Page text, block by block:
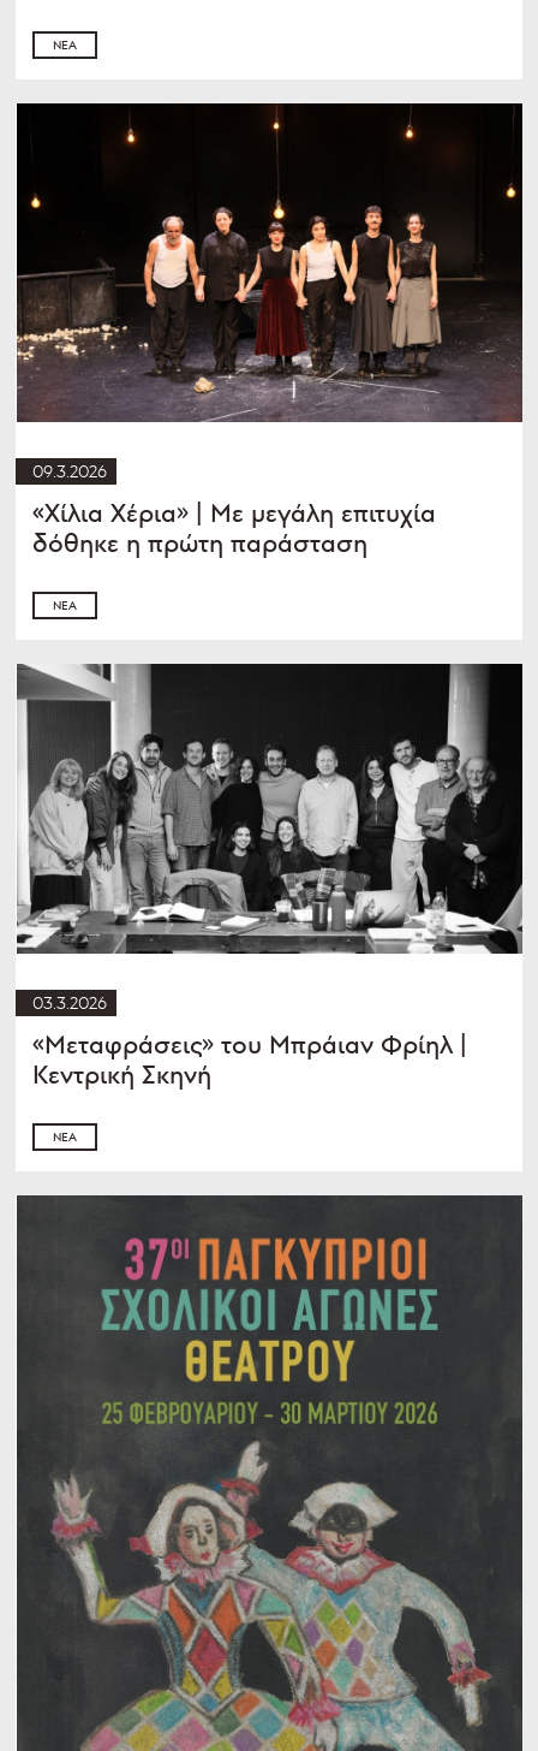
ΝΈΑ
09.3.2026
«Χίλια Χέρια» | Με μεγάλη επιτυχία
δόθηκε η πρώτη παράσταση
ΝΈΑ
03.3.2026
«Μεταφράσεις» του Μπράιαν Φρίηλ |
Κεντρική Σκηνή
ΝΈΑ